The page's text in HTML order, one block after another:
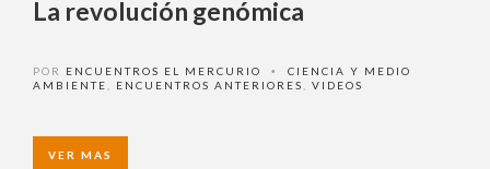
La revolución genómica
POR ENCUENTROS EL MERCURIO •
CIENCIA Y MEDIO
AMBIENTE
ENCUENTROS ANTERIORES VIDEOS
VER MAS